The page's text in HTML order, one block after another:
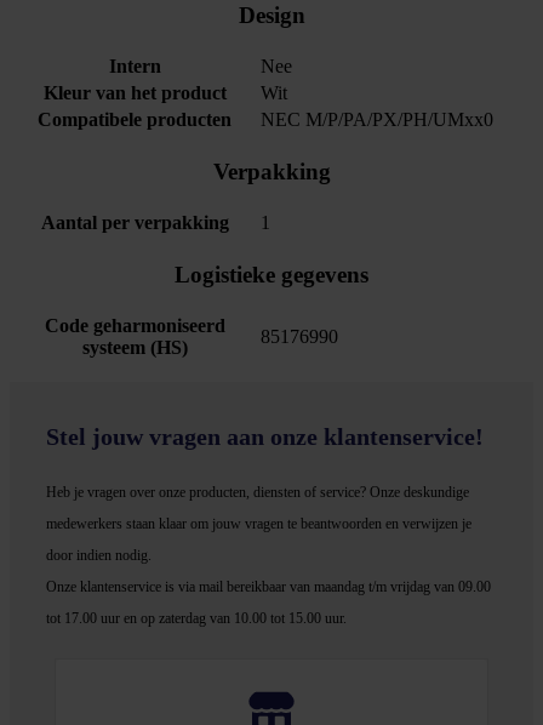
Design
Intern
Nee
Kleur van het product
Wit
Compatibele producten
NEC M/P/PA/PX/PH/UMxx0
Verpakking
Aantal per verpakking 1
Logistieke gegevens
Code geharmoniseerd
systeem (HS)
85176990
Stel jouw vragen aan onze klantenservice!
Heb je vragen over onze producten, diensten of service? Onze deskundige
medewerkers staan klaar om jouw vragen te beantwoorden en verwijzen je
door indien nodig.
Onze klantenservice is via mail bereikbaar van maandag t/m vrijdag van 09.00
tot 17.00 uur en op zaterdag van 10.00 tot 15.00 uur.